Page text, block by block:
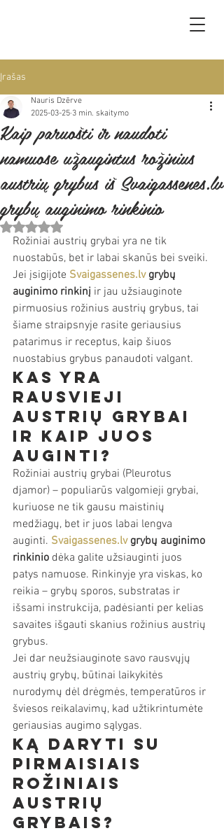
Įrašas
Kaip paruošti ir naudoti
namuose užaugintus rožinius
austrių grybus iš Svaigassenes.lv
grybų auginimo rinkinio
Nauris Dzērve
2025-03-25 3 min. skaitymo
Įvertinta NaN iš 5 žvaigždučių.
Rožiniai austrių grybai yra ne tik
nuostabūs, bet ir labai skanūs bei sveiki.
Jei įsigijote Svaigassenes.lv grybų
auginimo rinkinį ir jau užsiauginote
pirmuosius rožinius austrių grybus, tai
šiame straipsnyje rasite geriausius
patarimus ir receptus, kaip šiuos
nuostabius grybus panaudoti valgant.
Kas yra
rausvieji
austrių grybai
ir kaip juos
auginti?
Rožiniai austrių grybai (Pleurotus
djamor) – populiarūs valgomieji grybai,
kuriuose ne tik gausu maistinių
medžiagų, bet ir juos labai lengva
auginti. Svaigassenes.lv grybų auginimo
rinkinio dėka galite užsiauginti juos
patys namuose. Rinkinyje yra viskas, ko
reikia – grybų sporos, substratas ir
išsami instrukcija, padėsianti per kelias
savaites išgauti skanius rožinius austrių
grybus.
Jei dar neužsiauginote savo rausvųjų
austrių grybų, būtinai laikykitės
nurodymų dėl drėgmės, temperatūros ir
šviesos reikalavimų, kad užtikrintumėte
geriausias augimo sąlygas.
Ką daryti su
pirmaisiais
rožiniais
austrių
grybais?